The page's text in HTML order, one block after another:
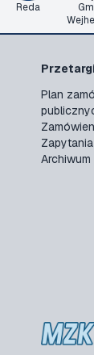
Reda
Plan
Archiwum